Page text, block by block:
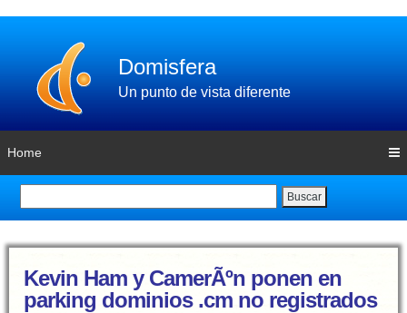
Domisfera
Un punto de vista diferente
Home
Buscar
Kevin Ham y CamerÃºn ponen en
parking dominios .cm no registrados